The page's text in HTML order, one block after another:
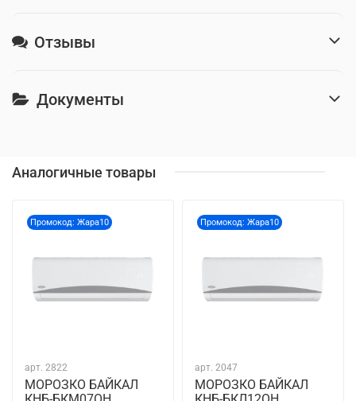
Отзывы
Документы
Аналогичные товары
Промокод: Жара10
арт. 2822
МОРОЗКО БАЙКАЛ
Промокод: Жара10
арт. 2047
МОРОЗКО БАЙКАЛ